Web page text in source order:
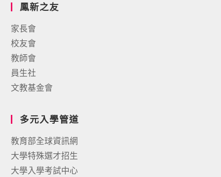
鳳新之友
家長會
校友會
教師會
員生社
文教基金會
多元入學管道
教育部全球資訊網
大學特殊選才招生
大學入學考試中心